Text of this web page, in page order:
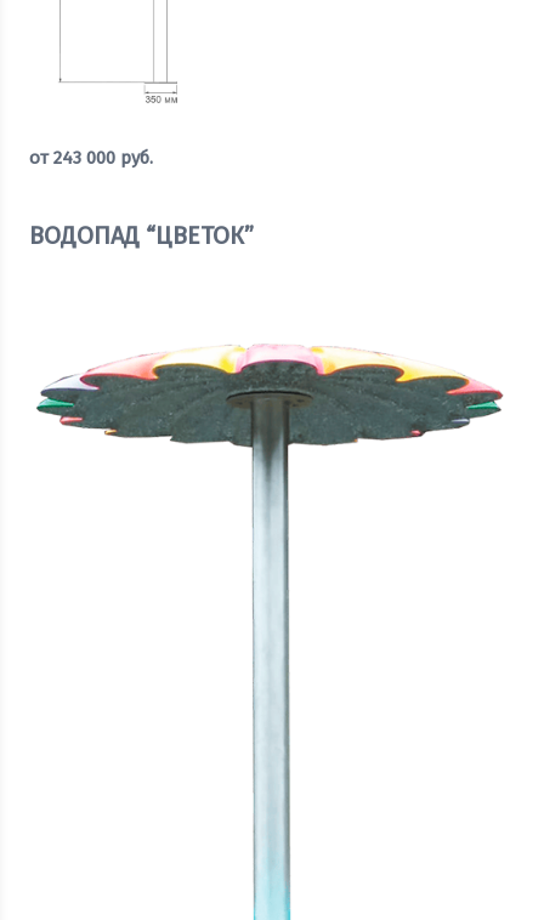
от243 000 руб.
ВОДОПАД “ЦВЕТОК”